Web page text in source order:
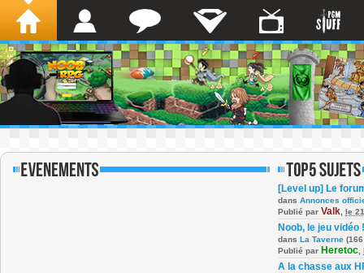
[Level up] Le
dans Annonces
Publié par Valk le
Noob, le jeu vidéo !
dans La Taverne
Publié par Heretoc
A la chasse aux